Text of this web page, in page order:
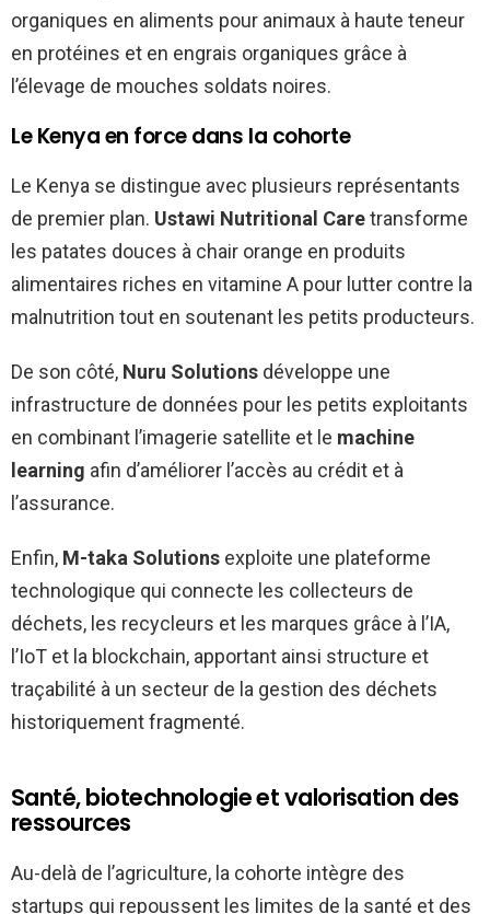
organiques en aliments pour animaux à haute teneur
en protéines et en engrais organiques grâce à
l’élevage de mouches soldats noires.
Le Kenya en force dans la cohorte
Le Kenya se distingue avec plusieurs représentants
de premier plan. Ustawi Nutritional Caretransforme
les patates douces à chair orange en produits
alimentaires riches en vitamine A pour lutter contre la
malnutrition tout en soutenant les petits producteurs.
De son côté, Nuru Solutions développe une
infrastructure de données pour les petits exploitants
en combinant l’imagerie satellite et le machine
learning afin d’améliorer l’accès au crédit et à
l’assurance.
Enfin, M-taka Solutions exploite une plateforme
technologique qui connecte les collecteurs de
déchets, les recycleurs et les marques grâce à l’IA,
l’IoT et la blockchain, apportant ainsi structure et
traçabilité à un secteur de la gestion des déchets
historiquement fragmenté.
Santé, biotechnologie et valorisation des
ressources
Au-delà de l’agriculture, la cohorte intègre des
startups qui repoussent les limites de la santé et des